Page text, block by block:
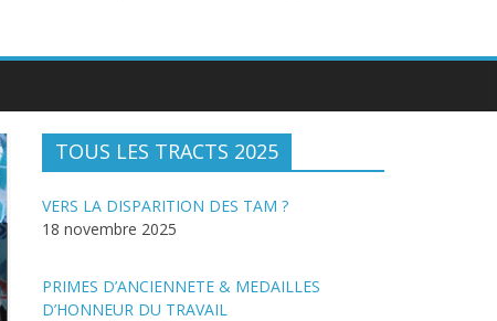
TOUS LES TRACTS 2025
VERS LA DISPARITION DES TAM ?
18 novembre 2025
PRIMES D’ANCIENNETE & MEDAILLES
D’HONNEUR DU TRAVAIL